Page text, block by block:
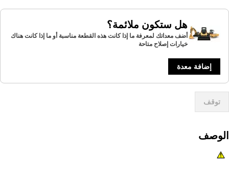
هل ستكون ملائمة؟
أضف معداتك لمعرفة ما إذا كانت هذه القطعة مناسبة أو ما إذا كانت هناك
خيارات إصلاح متاحة
إضافة معدة
توقف